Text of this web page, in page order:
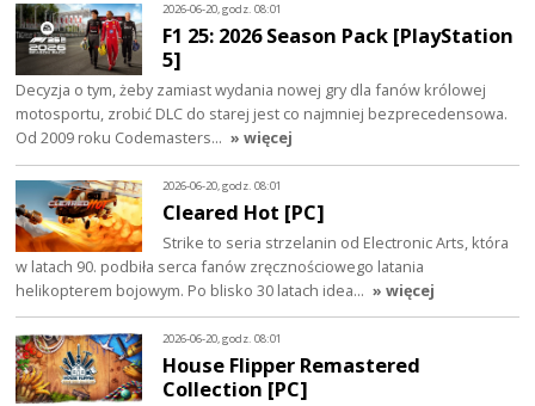
2026-06-20, godz. 08:01
F1 25: 2026 Season Pack [PlayStation
5]
Decyzja o tym, żeby zamiast wydania nowej gry dla fanów królowej
motosportu, zrobić DLC do starej jest co najmniej bezprecedensowa.
Od 2009 roku Codemasters… » więcej
2026-06-20, godz. 08:01
Cleared Hot [PC]
Strike to seria strzelanin od Electronic Arts, która
w latach 90. podbiła serca fanów zręcznościowego latania
helikopterem bojowym. Po blisko 30 latach idea… » więcej
2026-06-20, godz. 08:01
House Flipper Remastered
Collection [PC]